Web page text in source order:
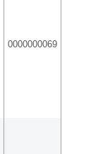
0000000069